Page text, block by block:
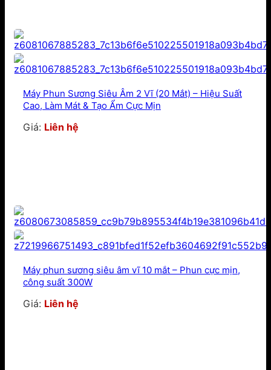
Máy Phun Sương Siêu Âm 2 Vĩ (20 Mắt) – Hiệu Suất
Cao, Làm Mát & Tạo Ẩm Cực Mịn
Giá: Liên hệ
Máy phun sương siêu âm vĩ 10 mắt – Phun cực mịn,
công suất 300W
Giá: Liên hệ